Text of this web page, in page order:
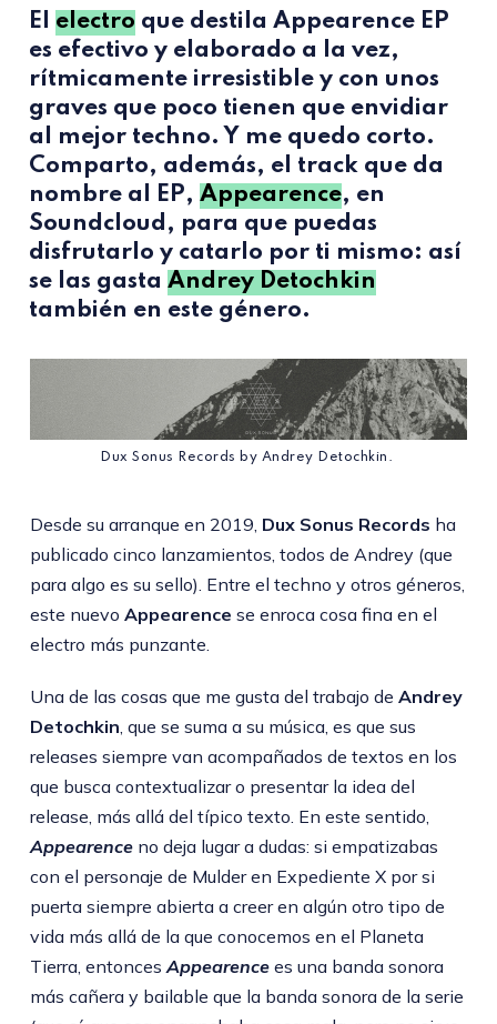
El electro que destila Appearence EP
es efectivo y elaborado a la vez,
rítmicamente irresistible y con unos
graves que poco tienen que envidiar
al mejor techno. Y me quedo corto.
Comparto, además, el track que da
nombre al EP, Appearence, en
Soundcloud, para que puedas
disfrutarlo y catarlo por ti mismo: así
se las gasta Andrey Detochkin
también en este género.
Dux Sonus Records by Andrey Detochkin.
Desde su arranque en 2019, Dux Sonus Records ha
publicado cinco lanzamientos, todos de Andrey (que
para algo es su sello). Entre el techno y otros géneros,
este nuevo Appearence se enroca cosa fina en el
electro más punzante.
Una de las cosas que me gusta del trabajo de Andrey
Detochkin, que se suma a su música, es que sus
releases siempre van acompañados de textos en los
que busca contextualizar o presentar la idea del
release, más allá del típico texto. En este sentido,
Appearenceno deja lugar a dudas: si empatizabas
con el personaje de Mulder en Expediente X por si
puerta siempre abierta a creer en algún otro tipo de
vida más allá de la que conocemos en el Planeta
Tierra, entoncesAppearencees una banda sonora
más cañera y bailable que la banda sonora de la serie